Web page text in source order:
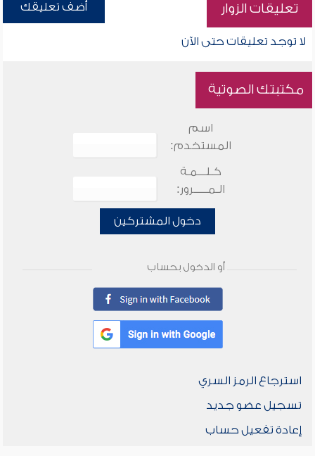
تعليقات الزوار أضف تعليقك
لا توجد تعليقات حتى الآن
مكتبتك الصوتية
اسم
المستخدم:
كـلـــمـة
الـمـــــرور:
دخول المشتركين
أو الدخول بحساب
استرجاع الرمز السري
تسجيل عضو جديد
إعادة تفعيل حساب